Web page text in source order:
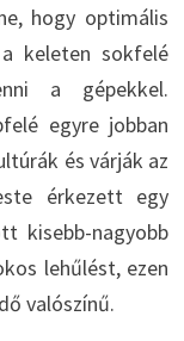
hogy optimális
keleten sokfelé
a gépekkel.
egyre jobban
és várják az
érkezett egy
kisebb-nagyobb
lehűlést, ezen
valószínű.